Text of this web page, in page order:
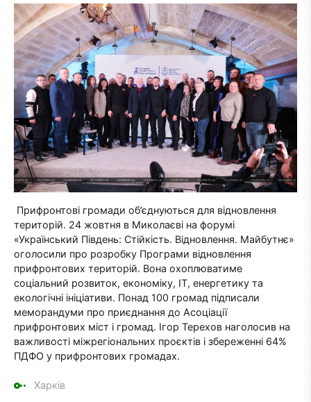
Прифронтові громади об’єднуються для відновлення
територій. 24 жовтня в Миколаєві на форумі
«Український Південь: Стійкість. Відновлення. Майбутнє»
оголосили про розробку Програми відновлення
прифронтових територій. Вона охоплюватиме
соціальний розвиток, економіку, IT, енергетику та
екологічні ініціативи. Понад 100 громад підписали
меморандуми про приєднання до Асоціації
прифронтових міст і громад. Ігор Терехов наголосив на
важливості міжрегіональних проєктів і збереженні 64%
ПДФО у прифронтових громадах.
Харків